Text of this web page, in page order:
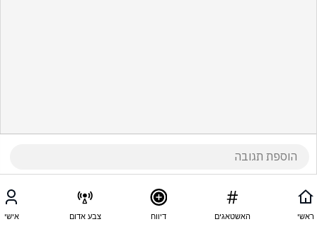
ראשי האשטאגים דיווח צבע אדום אישי